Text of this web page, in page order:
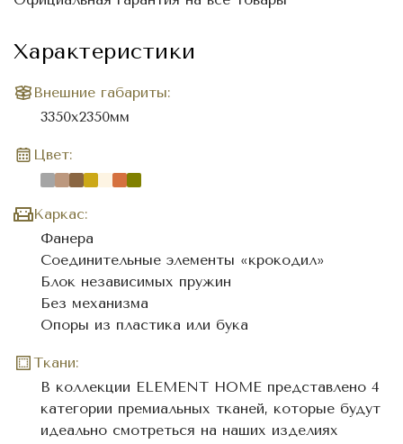
Характеристики
Внешние габариты:
3350х2350мм
Цвет:
Каркас:
Фанера
Соединительные элементы «крокодил»
Блок независимых пружин
Без механизма
Опоры из пластика или бука
Ткани:
В коллекции ELEMENT HOME представлено 4
категории премиальных тканей, которые будут
идеально смотреться на наших изделиях